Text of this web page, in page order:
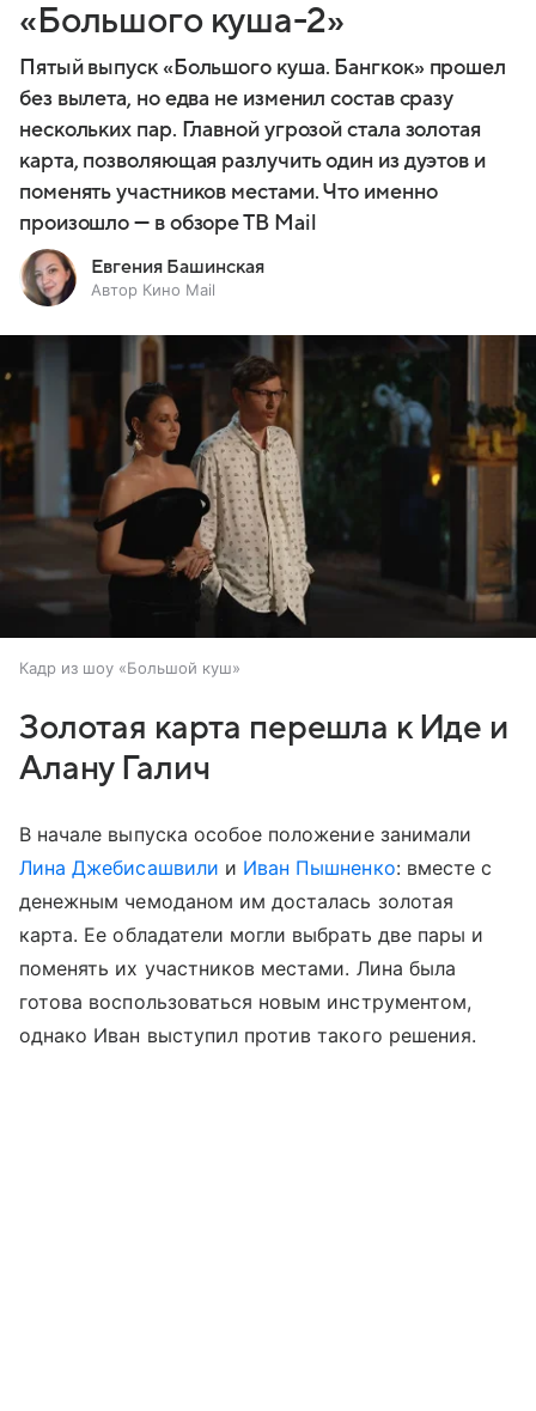
«Большого куша-2»
Пятый выпуск «Большого куша. Бангкок» прошел
без вылета, но едва не изменил состав сразу
нескольких пар. Главной угрозой стала золотая
карта, позволяющая разлучить один из дуэтов и
поменять участников местами. Что именно
произошло — в обзоре ТВ Mail
Евгения Башинская
Автор Кино Mail
Кадр из шоу «Большой куш»
Золотая карта перешла к Иде и
Алану Галич
В начале выпуска особое положение занимали
Лина Джебисашвили и Иван Пышненко: вместе с
денежным чемоданом им досталась золотая
карта. Ее обладатели могли выбрать две пары и
поменять их участников местами. Лина была
готова воспользоваться новым инструментом,
однако Иван выступил против такого решения.